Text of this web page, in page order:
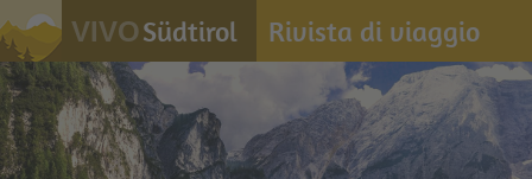
VIVOSüdtirol Rivista di viaggio